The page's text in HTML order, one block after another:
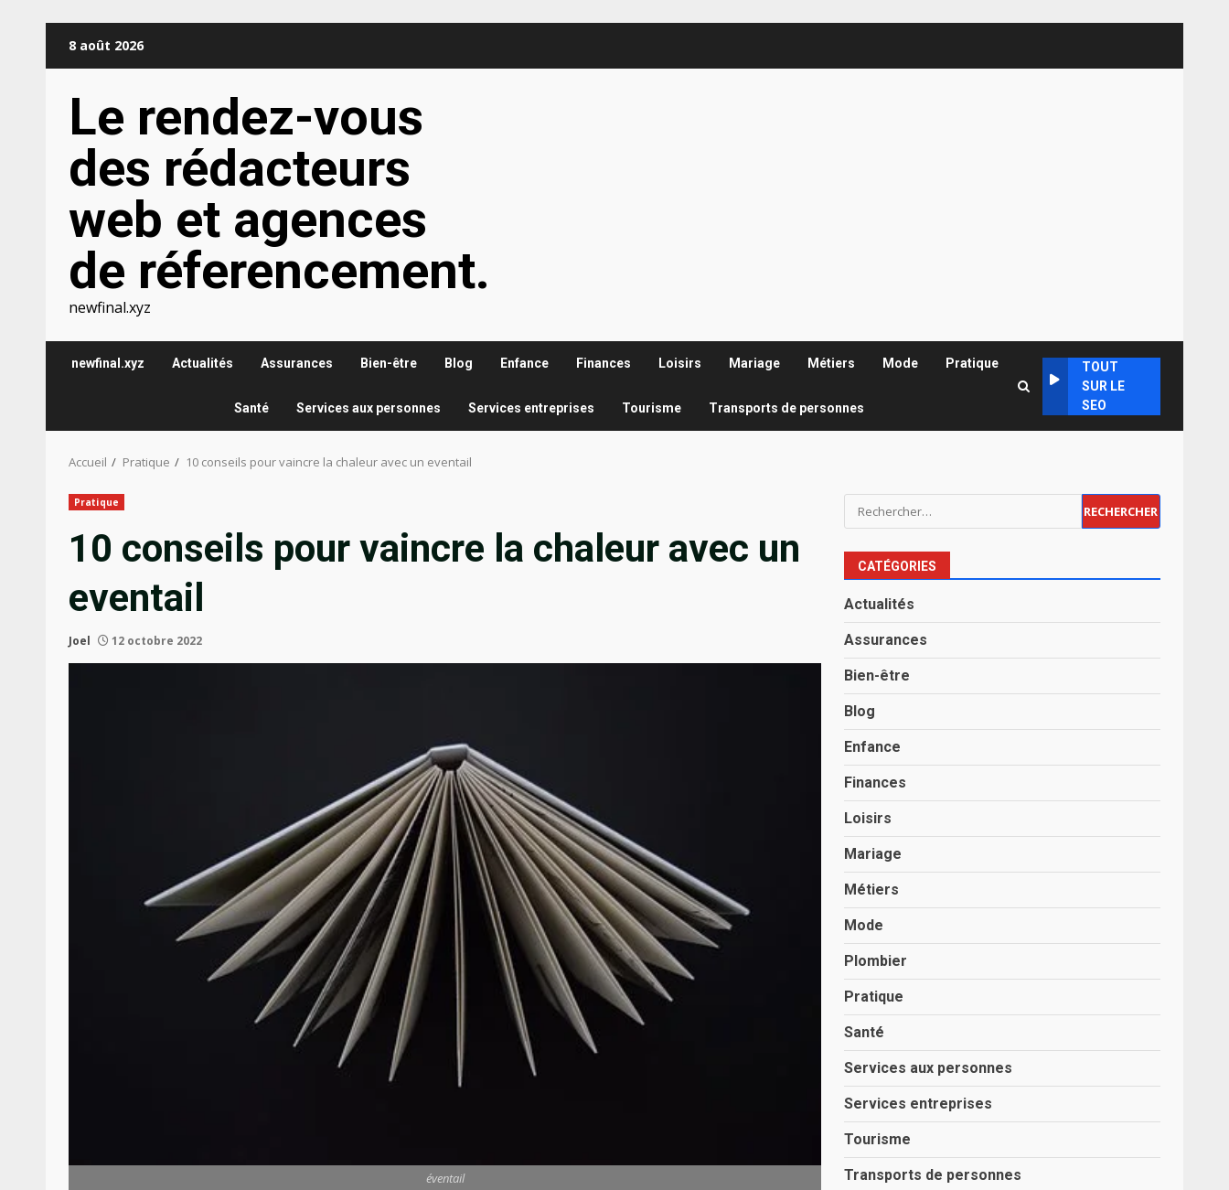
8 août 2026
Le rendez-vous
des rédacteurs
web et agences
de réferencement.
newfinal.xyz
newfinal.xyz Actualités Assurances Bien-être Blog Enfance Finances Loisirs Mariage Métiers Mode Pratique
Santé Services aux personnes Services entreprises Tourisme Transports de personnes
TOUT
SUR LE
SEO
Accueil Pratique 10 conseils pour vaincre la chaleur avec un eventail
Pratique
10 conseils pour vaincre la chaleur avec un
eventail
Joel 12 octobre 2022
éventail
Rechercher :
CATÉGORIES
Actualités
Assurances
Bien-être
Blog
Enfance
Finances
Loisirs
Mariage
Métiers
Mode
Plombier
Pratique
Santé
Services aux personnes
Services entreprises
Tourisme
Transports de personnes